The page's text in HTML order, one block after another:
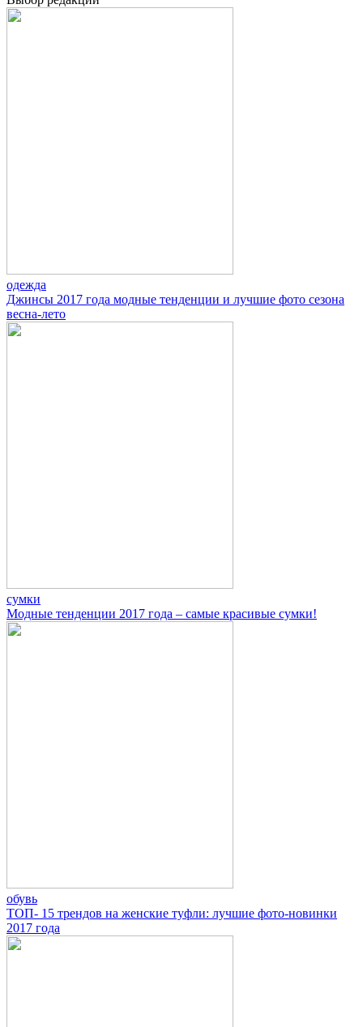
одежда
Джинсы 2017 года модные тенденции и лучшие фото сезона
весна-лето
сумки
Модные тенденции 2017 года – самые красивые сумки!
обувь
ТОП- 15 трендов на женские туфли: лучшие фото-новинки
2017 года